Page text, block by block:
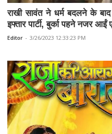
राखी सावंत ने धर्म बदलने के बाद
इफ्तार पार्टी, बुर्का पहने नजर आईं
Editor - 3/26/2023 12:33:23 PM